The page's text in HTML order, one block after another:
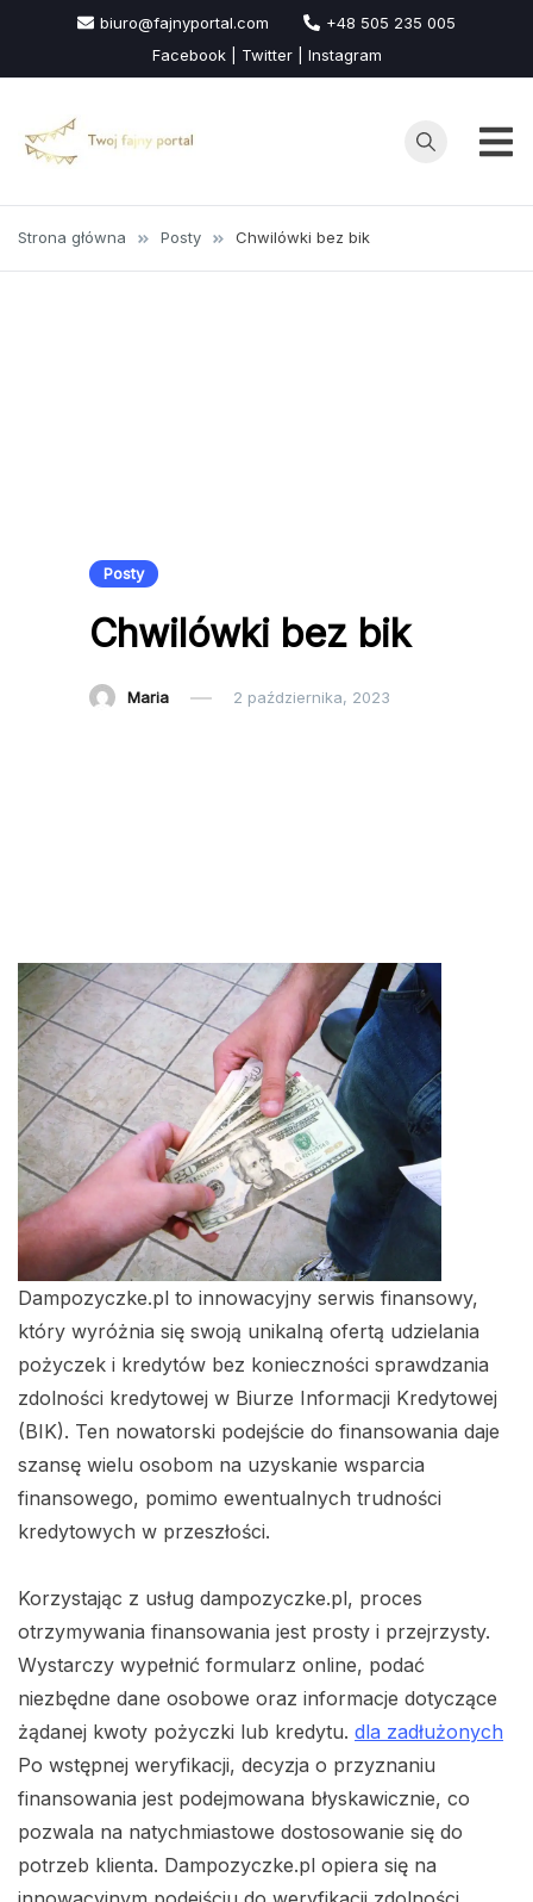
treści
biuro@fajnyportal.com
+48 505 235 005
Facebook | Twitter | Instagram
Strona główna Posty Chwilówki bez bik
Posty
Chwilówki bez bik
Maria 2 października, 2023
Dampozyczke.pl to innowacyjny serwis finansowy,
który wyróżnia się swoją unikalną ofertą udzielania
pożyczek i kredytów bez konieczności sprawdzania
zdolności kredytowej w Biurze Informacji Kredytowej
(BIK). Ten nowatorski podejście do finansowania daje
szansę wielu osobom na uzyskanie wsparcia
finansowego, pomimo ewentualnych trudności
kredytowych w przeszłości.
Korzystając z usług dampozyczke.pl, proces
otrzymywania finansowania jest prosty i przejrzysty.
Wystarczy wypełnić formularz online, podać
niezbędne dane osobowe oraz informacje dotyczące
żądanej kwoty pożyczki lub kredytu. dla zadłużonych
Po wstępnej weryfikacji, decyzja o przyznaniu
finansowania jest podejmowana błyskawicznie, co
pozwala na natychmiastowe dostosowanie się do
potrzeb klienta. Dampozyczke.pl opiera się na